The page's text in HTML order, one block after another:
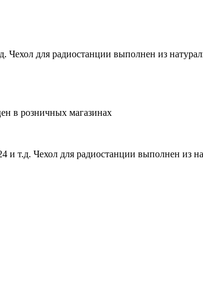
для радиостанции выполнен из
в розничных магазинах
т.д. Чехол для радиостанции выполнен из